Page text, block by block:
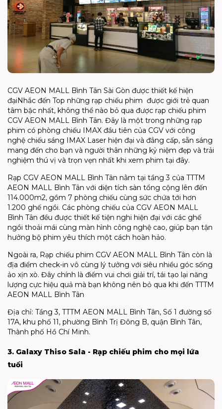
CGV AEON MALL Bình Tân Sài Gòn được thiết kế hiện
đạiNhắc đến Top những rạp chiếu phim được giới trẻ quan
tâm bậc nhất, không thể nào bỏ qua được rạp chiếu phim
CGV AEON MALL Bình Tân. Đây là một trong những rạp
phim có phòng chiếu IMAX đầu tiên của CGV với công
nghệ chiếu sáng IMAX Laser hiện đại và đẳng cấp, sẵn sáng
mang đến cho bạn và người thân những kỷ niệm đẹp và trải
nghiệm thú vị và trọn vẹn nhất khi xem phim tại đây.
Rạp CGV AEON MALL Bình Tân nằm tại tầng 3 của TTTM
AEON MALL Bình Tân với diện tích sàn tổng cộng lên đến
114.000m2, gồm 7 phòng chiếu cùng sức chứa tới hơn
1.200 ghế ngồi. Các phòng chiếu của CGV AEON MALL
Bình Tân đều được thiết kế tiện nghi hiện đại với các ghế
ngồi thoải mái cùng màn hình công nghệ cao, giúp bạn tận
hưởng bộ phim yêu thích một cách hoàn hảo.
Ngoài ra, Rạp chiếu phim CGV AEON MALL Bình Tân còn là
địa điểm check-in vô cùng lý tưởng với siêu nhiều góc sống
ảo xịn xò. Đây chính là điểm vui chơi giải trí, tái tạo lại năng
lượng cực hiệu quả mà bạn không nên bỏ qua khi đến TTTM
AEON MALL Bình Tân
Địa chỉ: Tầng 3, TTTM AEON MALL Bình Tân, Số 1 đường số
17A, khu phố 11, phường Bình Trị Đông B, quận Bình Tân,
Thành phố Hồ Chí Minh.
3. Galaxy Thiso Sala - Rạp chiếu phim cho mọi lứa
tuổi